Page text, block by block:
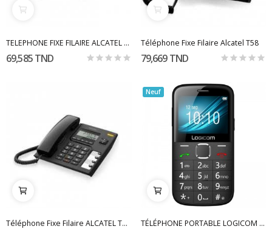
TELEPHONE FIXE FILAIRE ALCATEL TMAX 10 AVEC...
69,585 TND
Téléphone Fixe Filaire Alcatel T58
79,669 TND
Téléphone Fixe Filaire ALCATEL T56 Avec...
Neuf
TÉLÉPHONE PORTABLE LOGICOM L-623 / DOUBLE SIM /...